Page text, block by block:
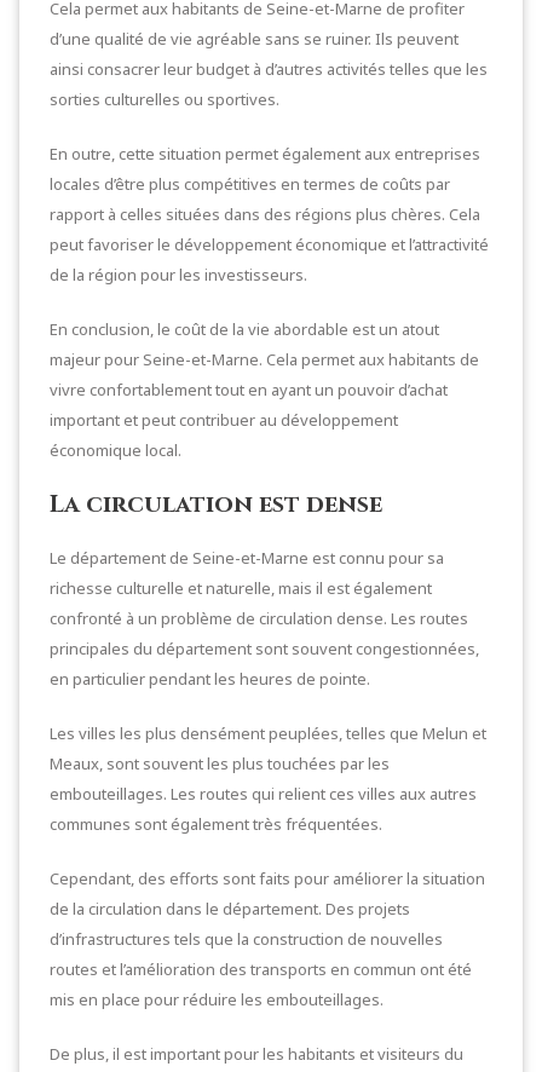
Cela permet aux habitants de Seine-et-Marne de profiter
d’une qualité de vie agréable sans se ruiner. Ils peuvent
ainsi consacrer leur budget à d’autres activités telles que les
sorties culturelles ou sportives.
En outre, cette situation permet également aux entreprises
locales d’être plus compétitives en termes de coûts par
rapport à celles situées dans des régions plus chères. Cela
peut favoriser le développement économique et l’attractivité
de la région pour les investisseurs.
En conclusion, le coût de la vie abordable est un atout
majeur pour Seine-et-Marne. Cela permet aux habitants de
vivre confortablement tout en ayant un pouvoir d’achat
important et peut contribuer au développement
économique local.
La circulation est dense
Le département de Seine-et-Marne est connu pour sa
richesse culturelle et naturelle, mais il est également
confronté à un problème de circulation dense. Les routes
principales du département sont souvent congestionnées,
en particulier pendant les heures de pointe.
Les villes les plus densément peuplées, telles que Melun et
Meaux, sont souvent les plus touchées par les
embouteillages. Les routes qui relient ces villes aux autres
communes sont également très fréquentées.
Cependant, des efforts sont faits pour améliorer la situation
de la circulation dans le département. Des projets
d’infrastructures tels que la construction de nouvelles
routes et l’amélioration des transports en commun ont été
mis en place pour réduire les embouteillages.
De plus, il est important pour les habitants et visiteurs du